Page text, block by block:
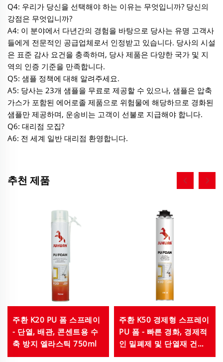
Q4: 우리가 당신을 선택해야 하는 이유는 무엇입니까? 당신의
강점은 무엇입니까?
A4: 이 분야에서 다년간의 경험을 바탕으로 당사는 유명 고객사
들에게 전문적인 공급업체로서 인정받고 있습니다. 당사의 시설
은 표준 감사 요건을 충족하며, 당사 제품은 다양한 국가 및 지
역의 인증 기준을 만족합니다.
Q5: 샘플 정책에 대해 알려주세요.
A5: 당사는 23개 샘플을 무료로 제공할 수 있으나, 샘플은 압축
가스가 포함된 에어로졸 제품으로 위험물에 해당하므로 경화된
샘플만 제공하며, 운송비는 고객이 선불로 지급해야 합니다.
Q6: 대리점 모집?
A6: 전 세계 일반 대리점 환영합니다.
추천 제품
주환 K20 PU 폼 스프레이
- 단열, 배관, 콘센트용 수
축 방지 엘라스틱 750ml
주환 K50 경제형 스프레이
PU 폼 - 빠른 경화, 경제적
인 밀폐제 및 단열재 건설
및 주택 수리용